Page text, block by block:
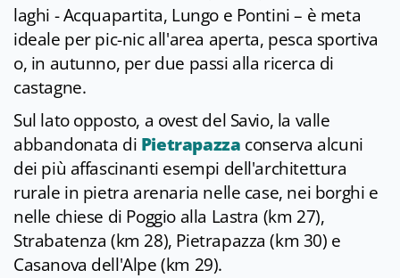
laghi - Acquapartita, Lungo e Pontini – è meta
ideale per pic-nic all'area aperta, pesca sportiva
o, in autunno, per due passi alla ricerca di
castagne.
Sul lato opposto, a ovest del Savio, la valle
abbandonata di Pietrapazza conserva alcuni
dei più affascinanti esempi dell'architettura
rurale in pietra arenaria nelle case, nei borghi e
nelle chiese di Poggio alla Lastra (km 27),
Strabatenza (km 28), Pietrapazza (km 30) e
Casanova dell'Alpe (km 29).